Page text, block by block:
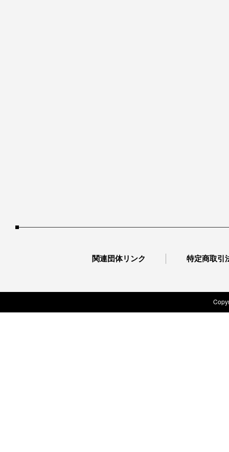
関連団体リンク 特定商取引